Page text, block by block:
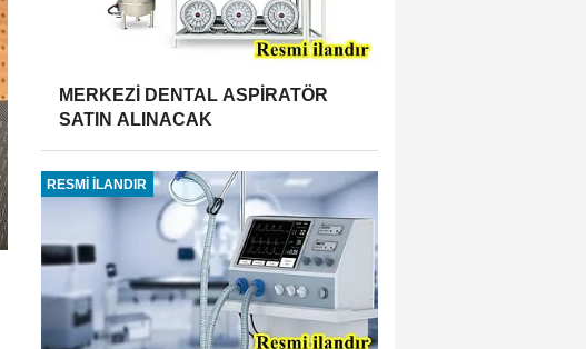
MERKEZİ DENTAL ASPİRATÖR
SATIN ALINACAK
RESMİ İLANDIR